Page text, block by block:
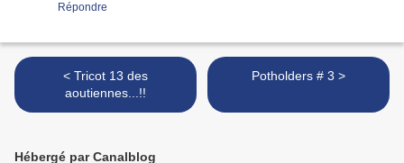
Répondre
< Tricot 13 des
aoutiennes...!!
Potholders # 3 >
Hébergé par Canalblog